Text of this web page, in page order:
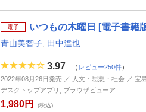
電子 いつもの木曜日 [電子書籍
青山美智子 田中達也
3.97 （ レビュー250件）
2022年08月26日発売 ／ 人文・思想・社会 ／ 宝
デスクトップアプリ, ブラウザビューア
1,980円 (税込)